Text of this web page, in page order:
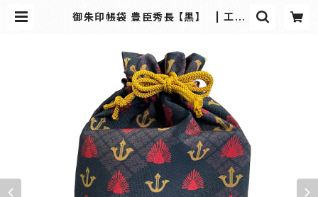
御朱印帳袋 豊臣秀長 【黒】 | 工房